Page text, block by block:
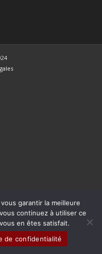
garantir la meilleure
continuez à utiliser ce
en êtes satisfait.
de confidentialité